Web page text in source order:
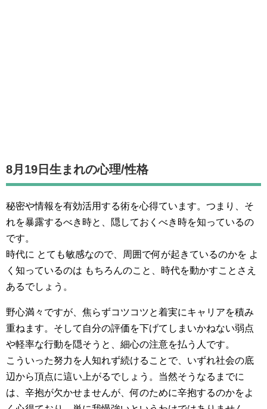
8月19日生まれの心理/性格
秘密や情報を有効活用する術を心得ています。つまり、そ
れを暴露するべき時と、隠しておくべき時を知っているの
です。
時代に とても敏感なので、周囲で何が起きているのかを よ
く知っているのは もちろんのこと、時代を動かすことさえ
あるでしょう。
野心満々ですが、焦らずコツコツと着実にキャリアを積み
重ねます。そして自分の評価を下げてしまいかねない弱点
や軽率な行動を隠そうと、細心の注意を払う人です。
こういった努力を人知れず続けることで、いずれ社会の底
辺から頂点に這い上がるでしょう。当然そうなるまでに
は、辛抱が欠かせませんが、何のために辛抱するのかをよ